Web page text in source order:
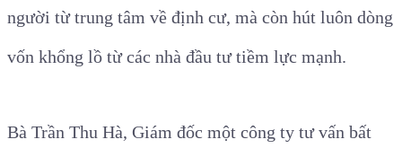
người từ trung tâm về định cư, mà còn hút luôn dòng
vốn khổng lồ từ các nhà đầu tư tiềm lực mạnh.
Bà Trần Thu Hà, Giám đốc một công ty tư vấn bất